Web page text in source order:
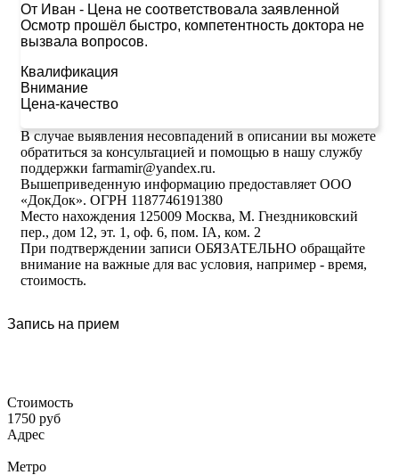
От Иван - Цена не соответствовала заявленной
Осмотр прошёл быстро, компетентность доктора не
вызвала вопросов.
Квалификация
Внимание
Цена-качество
В случае выявления несовпадений в описании вы можете
обратиться за консультацией и помощью в нашу службу
поддержки farmamir@yandex.ru.
Вышеприведенную информацию предоставляет ООО
«ДокДок». ОГРН 1187746191380
Место нахождения 125009 Москва, М. Гнездниковский
пер., дом 12, эт. 1, оф. 6, пом. IA, ком. 2
При подтверждении записи ОБЯЗАТЕЛЬНО обращайте
внимание на важные для вас условия, например - время,
стоимость.
Запись на прием
Стоимость
1750 руб
Адрес
Метро